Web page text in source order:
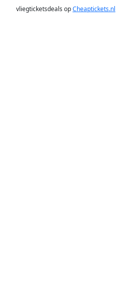
vliegticketsdeals opCheaptickets.nl